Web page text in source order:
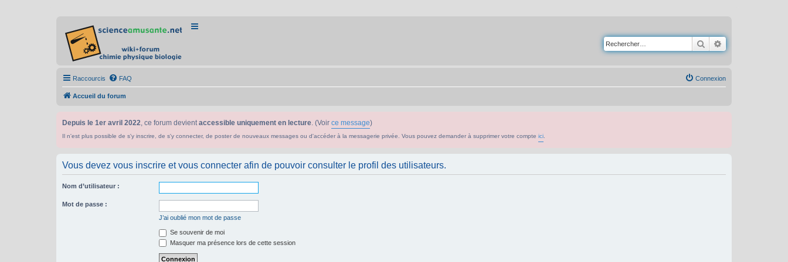
Rechercher
Raccourcis FAQ Connexion
Accueil du forum
Depuis le 1er avril 2022, ce forum devientaccessible uniquement en lecture. (Voir ce message)
Il n'est plus possible de s'y inscrire, de s'y connecter, de poster de nouveaux messages ou d'accéder à la messagerie privée. Vous pouvez demander à supprimer votre compte ici
Vous devez vous inscrire et vous connecter afin de pouvoir consulter le profil des utilisateurs.
Nom d’utilisateur :
Mot de passe :
J’ai oublié mon mot de passe
Se souvenir de moi
Masquer ma présence lors de cette session